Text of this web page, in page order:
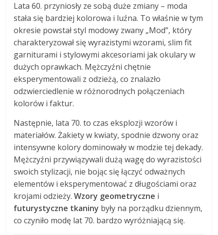
Lata 60. przyniosły ze sobą duże zmiany – moda
stała się bardziej kolorowa i luźna. To właśnie w tym
okresie powstał styl modowy zwany „Mod”, który
charakteryzował się wyrazistymi wzorami, slim fit
garniturami i stylowymi akcesoriami jak okulary w
dużych oprawkach. Mężczyźni chętnie
eksperymentowali z odzieżą, co znalazło
odzwierciedlenie w różnorodnych połączeniach
kolorów i faktur.
Następnie, lata 70. to czas eksplozji wzorów i
materiałów. Żakiety w kwiaty, spodnie dzwony oraz
intensywne kolory dominowały w modzie tej dekady.
Mężczyźni przywiązywali dużą wagę do wyrazistości
swoich stylizacji, nie bojąc się łączyć odważnych
elementów i eksperymentować z długościami oraz
krojami odzieży.Wzory geometryczne i
futurystyczne tkaniny były na porządku dziennym,
co czyniło modę lat 70. bardzo wyróżniającą się.